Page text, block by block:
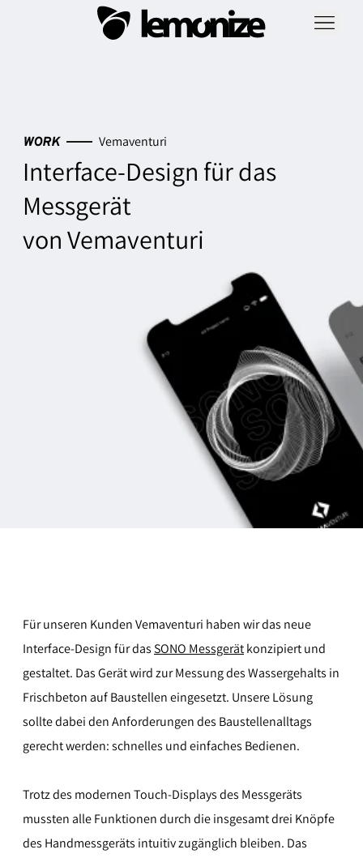
WORK Vemaventuri
Interface-Design für das
Messgerät
von Vemaventuri
Für unseren Kunden Vemaventuri haben wir das neue
Interface-Design für dasSONO Messgerätkonzipiert und
gestaltet. Das Gerät wird zur Messung des Wassergehalts in
Frischbeton auf Baustellen eingesetzt. Unsere Lösung
sollte dabei den Anforderungen des Baustellenalltags
gerecht werden: schnelles und einfaches Bedienen.
Trotz des modernen Touch-Displays des Messgeräts
mussten alle Funktionen durch die insgesamt drei Knöpfe
des Handmessgeräts intuitiv zugänglich bleiben. Das